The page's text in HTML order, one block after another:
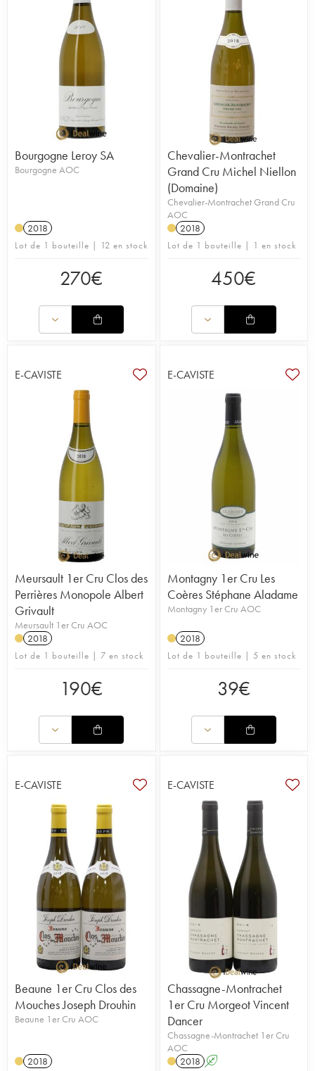
Bourgogne Leroy SA
Bourgogne AOC
2018
Lot de 1 bouteille | 12 en stock
270€
Chevalier-Montrachet
Grand Cru Michel Niellon
(Domaine)
Chevalier-Montrachet Grand Cru
AOC
2018
Lot de 1 bouteille | 1 en stock
450€
E-CAVISTE
Meursault 1er Cru Clos des
Perrières Monopole Albert
Grivault
Meursault 1er Cru AOC
2018
Lot de 1 bouteille | 7 en stock
190€
E-CAVISTE
Montagny 1er Cru Les
Coères Stéphane Aladame
Montagny 1er Cru AOC
2018
Lot de 1 bouteille | 5 en stock
39€
E-CAVISTE
Beaune 1er Cru Clos des
Mouches Joseph Drouhin
Beaune 1er Cru AOC
2018
E-CAVISTE
Chassagne-Montrachet
1er Cru Morgeot Vincent
Dancer
Chassagne-Montrachet 1er Cru
AOC
2018 A